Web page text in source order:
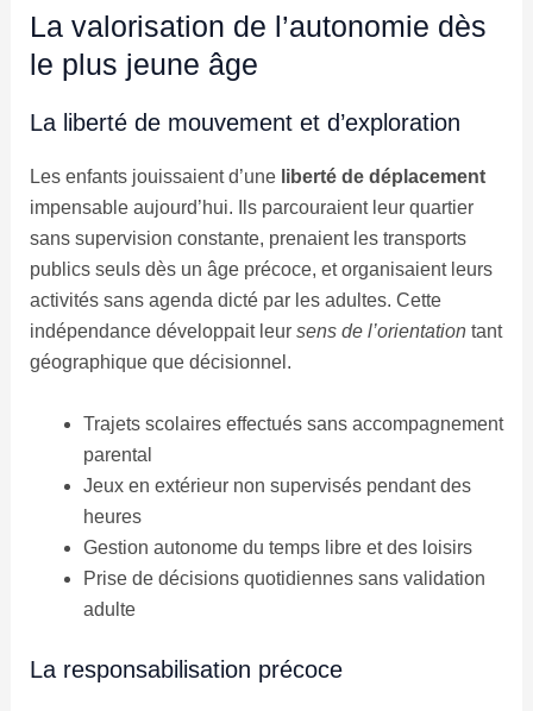
La valorisation de l’autonomie dès
le plus jeune âge
La liberté de mouvement et d’exploration
Les enfants jouissaient d’une liberté de déplacement
impensable aujourd’hui. Ils parcouraient leur quartier
sans supervision constante, prenaient les transports
publics seuls dès un âge précoce, et organisaient leurs
activités sans agenda dicté par les adultes. Cette
indépendance développait leur sens de l’orientationtant
géographique que décisionnel.
Trajets scolaires effectués sans accompagnement
parental
Jeux en extérieur non supervisés pendant des
heures
Gestion autonome du temps libre et des loisirs
Prise de décisions quotidiennes sans validation
adulte
La responsabilisation précoce